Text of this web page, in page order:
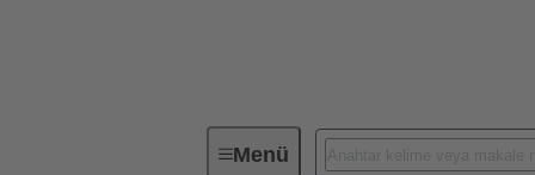
MenüCihaz Bağlantısı